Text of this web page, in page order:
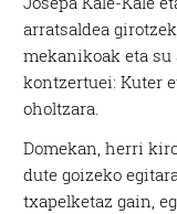
arratsaldea
mekanikoak eta
kontzertuei: Kuter
oholtzara.
Domekan, herri
dute goizeko
txapelketaz gain,